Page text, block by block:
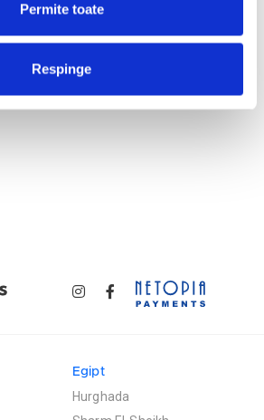
Permite toate
Respinge
Egipt
Hurghada